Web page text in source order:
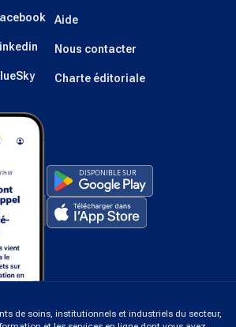
Aide
Nous contacter
Charte éditoriale
de soins, institutionnels et industriels du secteur,